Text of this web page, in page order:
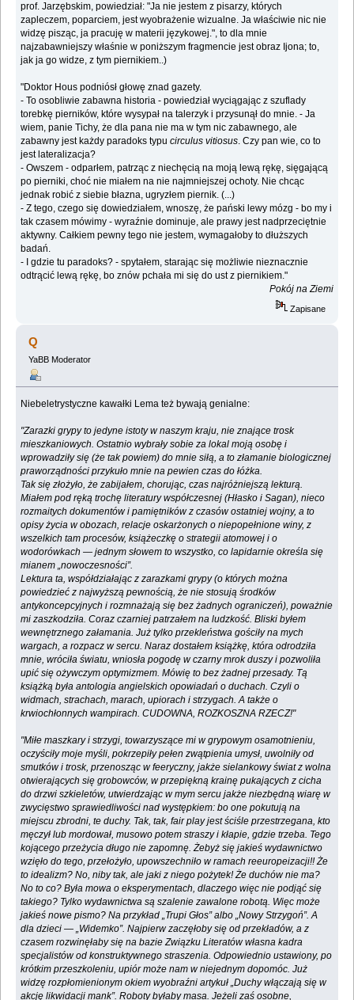
prof. Jarzębskim, powiedział: "Ja nie jestem z pisarzy, których
zapleczem, poparciem, jest wyobrażenie wizualne. Ja właściwie nic nie
widzę pisząc, ja pracuję w materii językowej.", to dla mnie
najzabawniejszy właśnie w poniższym fragmencie jest obraz Ijona; to,
jak ja go widze, z tym piernikiem..)
"Doktor Hous podniósł głowę znad gazety.
- To osobliwie zabawna historia - powiedział wyciągając z szuflady
torebkę pierników, które wysypał na talerzyk i przysunął do mnie. - Ja
wiem, panie Tichy, że dla pana nie ma w tym nic zabawnego, ale
zabawny jest każdy paradoks typucirculus vitiosus. Czy pan wie, co to
jest lateralizacja?
- Owszem - odparłem, patrząc z niechęcią na moją lewą rękę, sięgającą
po pierniki, choć nie miałem na nie najmniejszej ochoty. Nie chcąc
jednak robić z siebie błazna, ugryzłem piernik. (...)
- Z tego, czego się dowiedziałem, wnoszę, że pański lewy mózg - bo my i
tak czasem mówimy - wyraźnie dominuje, ale prawy jest nadprzeciętnie
aktywny. Całkiem pewny tego nie jestem, wymagałoby to dłuższych
badań.
- I gdzie tu paradoks? - spytałem, starając się możliwie nieznacznie
odtrącić lewą rękę, bo znów pchała mi się do ust z piernikiem."
Pokój na Ziemi
Zapisane
Q
YaBB Moderator
Niebeletrystyczne kawałki Lema też bywają genialne:
"Zarazki grypy to jedyne istoty w naszym kraju, nie znające trosk
mieszkaniowych. Ostatnio wybrały sobie za lokal moją osobę i
wprowadziły się (że tak powiem) do mnie siłą, a to złamanie biologicznej
praworządności przykuło mnie na pewien czas do łóżka.
Tak się złożyło, że zabijałem, chorując, czas najróżniejszą lekturą.
Miałem pod ręką trochę literatury współczesnej (Hłasko i Sagan), nieco
rozmaitych dokumentów i pamiętników z czasów ostatniej wojny, a to
opisy życia w obozach, relacje oskarżonych o niepopełnione winy, z
wszelkich tam procesów, książeczkę o strategii atomowej i o
wodorówkach — jednym słowem to wszystko, co lapidarnie określa się
mianem „nowoczesności”.
Lektura ta, współdziałając z zarazkami grypy (o których można
powiedzieć z najwyższą pewnością, że nie stosują środków
antykoncepcyjnych i rozmnażają się bez żadnych ograniczeń), poważnie
mi zaszkodziła. Coraz czarniej patrzałem na ludzkość. Bliski byłem
wewnętrznego załamania. Już tylko przekleństwa gościły na mych
wargach, a rozpacz w sercu. Naraz dostałem książkę, która odrodziła
mnie, wróciła światu, wniosła pogodę w czarny mrok duszy i pozwoliła
upić się ożywczym optymizmem. Mówię to bez żadnej przesady. Tą
książką była antologia angielskich opowiadań o duchach. Czyli o
widmach, strachach, marach, upiorach i strzygach. A także o
krwiochłonnych wampirach. CUDOWNA, ROZKOSZNA RZECZ!"
"Miłe maszkary i strzygi, towarzyszące mi w grypowym osamotnieniu,
oczyściły moje myśli, pokrzepiły pełen zwątpienia umysł, uwolniły od
smutków i trosk, przenosząc w feeryczny, jakże sielankowy świat z wolna
otwierających się grobowców, w przepiękną krainę pukających z cicha
do drzwi szkieletów, utwierdzając w mym sercu jakże niezbędną wiarę w
zwycięstwo sprawiedliwości nad występkiem: bo one pokutują na
miejscu zbrodni, te duchy. Tak, tak, fair play jest ściśle przestrzegana, kto
męczył lub mordował, musowo potem straszy i kłapie, gdzie trzeba. Tego
kojącego przeżycia długo nie zapomnę. Żebyż się jakieś wydawnictwo
wzięło do tego, przełożyło, upowszechniło w ramach reeuropeizacji!! Że
to idealizm? No, niby tak, ale jaki z niego pożytek! Że duchów nie ma?
No to co? Była mowa o eksperymentach, dlaczego więc nie podjąć się
takiego? Tylko wydawnictwa są szalenie zawalone robotą. Więc może
jakieś nowe pismo? Na przykład „Trupi Głos” albo „Nowy Strzygoń”. A
dla dzieci — „Widemko”. Najpierw zaczęłoby się od przekładów, a z
czasem rozwinęłaby się na bazie Związku Literatów własna kadra
specjalistów od konstruktywnego straszenia. Odpowiednio ustawiony, po
krótkim przeszkoleniu, upiór może nam w niejednym dopomóc. Już
widzę rozpłomienionym okiem wyobraźni artykuł „Duchy włączają się w
akcję likwidacji mank”. Roboty byłaby masa. Jeżeli zaś osobne,